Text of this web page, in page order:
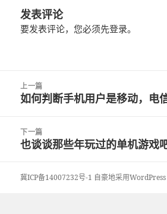
发表评论
要发表评论，您必须先登录。
上一篇
上
文
章：
如何判断手机用户是移动，电
下一篇
下
文
也谈谈那些年玩过的单机游戏
冀ICP备14007232号-1 自豪地采用WordPress